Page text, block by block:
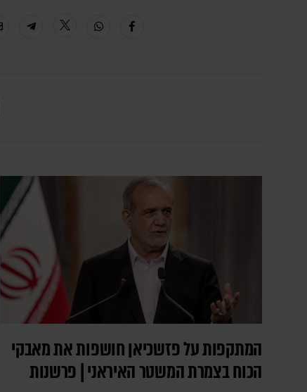
המתקפות על פזשכיאן חושפות את מאבקי
הכוח בצמרת המשטר האיראני | פרשנות